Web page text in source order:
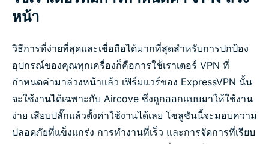
หน้า
วิธีการที่ง่ายที่สุดและเชื่อถือได้มากที่สุดสำหรับการปกป้อง
อุปกรณ์ของคุณทุกเครื่องก็คือการใช้เราเตอร์ VPN ที่
กำหนดค่ามาล่วงหน้าแล้ว เฟิร์มแวร์ของ ExpressVPN นั้น
จะใช้งานได้เฉพาะกับ Aircove ซึ่งถูกออกแบบมาให้ใช้งาน
ง่าย เสียบปลั๊กแล้วตั้งค่าใช้งานได้เลย โซลูชันนี้จะมอบความ
ปลอดภัยที่แข็งแกร่ง การทำงานที่เร็ว และการจัดการที่เรียบ